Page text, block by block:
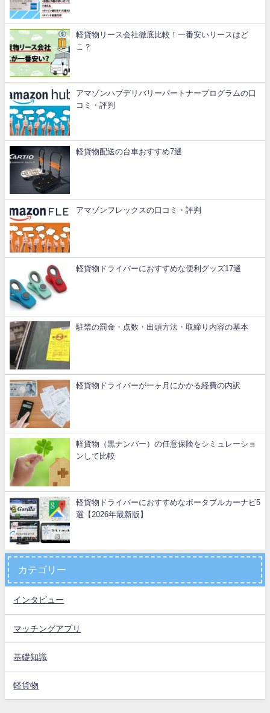
軽貨物リース会社徹底比較！一番安いリースはど
こ？
アマゾンハブデリバリーパートナープログラムの口
コミ・評判
軽貨物配送の台車おすすめ7選
アマゾンフレックスの口コミ・評判
軽貨物ドライバーにおすすめな便利グッズ17選
駐禁の罰金・点数・出頭方法・取締り内容の基本
軽貨物ドライバーが一ヶ月にかかる経費の内訳
軽貨物（黒ナンバー）の任意保険をシミュレーショ
ンして比較
軽貨物ドライバーにおすすめなポータブルカーナビ5
選【2026年最新版】
カテゴリー
インタビュー
マッチングアプリ
基礎知識
軽貨物